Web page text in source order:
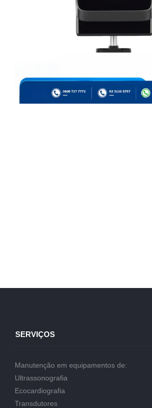
SERVIÇOS
Manutenção em equipamentos de:
Ultrassonografia
Ecocardiografia
Transdutores